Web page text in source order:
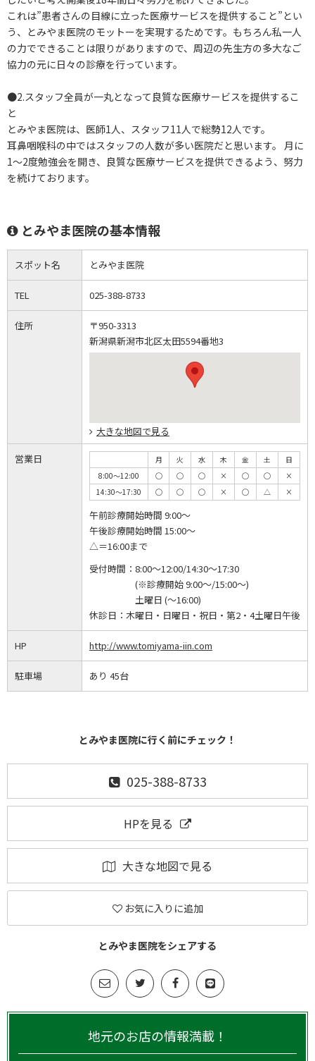
これは”患者さんの目線に立った医療サービスを提供すること”とい
う、とみやま医院のモットーを実現するためです。もちろん私一人
の力でできることは限りがありますので、周辺の先生方の多大なご
協力の元に日々の診療を行っています。
●2.スタッフ全員が一丸となって良質な医療サービスを提供するこ
と
とみやま医院は、医師1人、スタッフ11人で総勢12人です。
耳鼻咽喉科の中ではスタッフの人数が多い医院だと思います。 月に
1～2度勉強会を開き、良質な医療サービスを提供できるよう、努力
を続けております。
とみやま医院の基本情報
スポット名 とみやま医院
TEL 025-388-8733
住所
〒950-3313
新潟県新潟市北区太田5594番地3
大きな地図で見る
営業日 月 火 水 木 金 土
日
8:00～12:00
◯ ◯ ◯ × ◯ ◯
×
14:30～17:30
◯ ◯ ◯ × ◯ △ ×
午前診療開始時間 9:00～
午後診療開始時間 15:00～
△＝16:00まで
受付時間： 8:00～12:00/14:30～17:30
(※診療開始 9:00～/15:00～)
土曜日 (～16:00)
休診日： 木曜日・日曜日・祝日・第2・4土曜日午後
HP http://www.tomiyama-iin.com
駐車場 あり 45台
とみやま医院に行く前にチェック！
025-388-8733
HPを見る
大きな地図で見る
お気に入りに追加
とみやま医院をシェアする
地元のお店の情報満載！